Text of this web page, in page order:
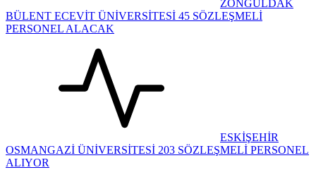
ZONGULDAK
BÜLENT ECEVİT ÜNİVERSİTESİ 45 SÖZLEŞMELİ
PERSONEL ALACAK
ESKİŞEHİR
OSMANGAZİ ÜNİVERSİTESİ 203 SÖZLEŞMELİ PERSONEL
ALIYOR